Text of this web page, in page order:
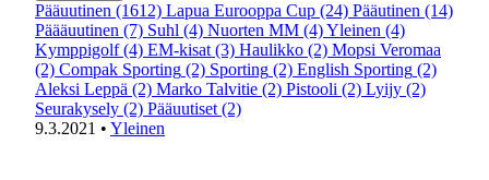
Pääuutinen (1612) Lapua Eurooppa Cup (24) Pääutinen (14)
Päääuutinen (7) Suhl (4) Nuorten MM (4)Yleinen (4)
Kymppigolf (4) EM-kisat (3) Haulikko (2) Mopsi Veromaa
(2) Compak Sporting (2) Sporting (2) English Sporting (2)
Aleksi Leppä (2) Marko Talvitie (2) Pistooli (2) Lyijy (2)
Seurakysely (2) Pääuutiset (2)
9.3.2021 • Yleinen